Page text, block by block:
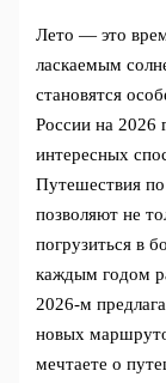
Лето — это
ласкаемым
становятся
России на 2026
интересных
Путешествия
позволяют не
погрузиться в
каждым годом
2026-м
новых
мечтаете о